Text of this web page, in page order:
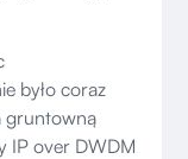
było coraz
gruntowną
IP over DWDM